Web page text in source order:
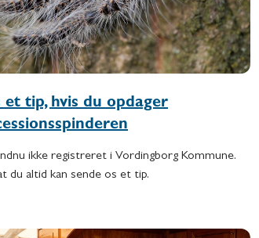
et tip, hvis du opdager
ikke registreret i Vordingborg Kommune.
du altid kan sende os et tip.